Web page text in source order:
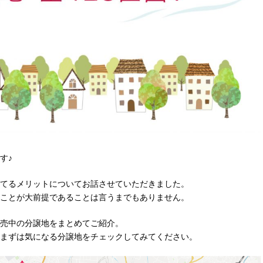
♪
るメリットについてお話させていただきました。
とが大前提であることは言うまでもありません。
中の分譲地をまとめてご紹介。
ずは気になる分譲地をチェックしてみてください。